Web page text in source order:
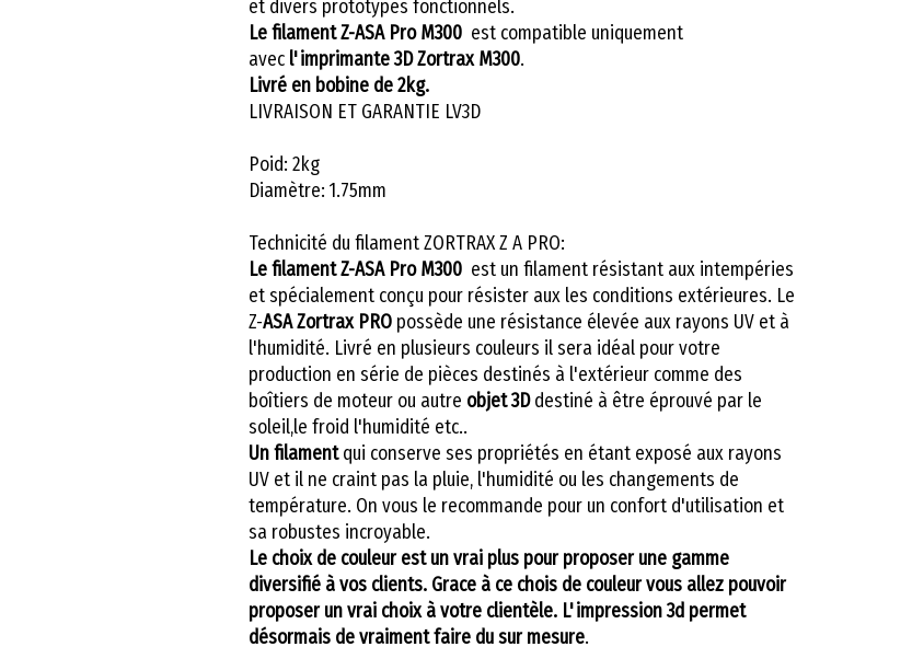
et divers prototypes fonctionnels.
Le filament Z-ASA Pro M300 est compatible uniquement
avec l'imprimante 3D Zortrax M300.
Livré en bobine de 2kg.
LIVRAISON ET GARANTIE LV3D
Poid: 2kg
Diamètre: 1.75mm
Technicité du filament ZORTRAX Z A PRO:
Le filament Z-ASA Pro M300 est un filament résistant aux intempéries
et spécialement conçu pour résister aux les conditions extérieures. Le
Z-ASA Zortrax PRO possède une résistance élevée aux rayons UV et à
l'humidité. Livré en plusieurs couleurs il sera idéal pour votre
production en série de pièces destinés à l'extérieur comme des
boîtiers de moteur ou autre objet 3Ddestiné à être éprouvé par le
soleil,le froid l'humidité etc..
Un filamentqui conserve ses propriétés en étant exposé aux rayons
UV et il ne craint pas la pluie, l'humidité ou les changements de
température. On vous le recommande pour un confort d'utilisation et
sa robustes incroyable.
Le choix de couleur est un vrai plus pour proposer une gamme
diversifié à vos clients. Grace à ce chois de couleur vous allez pouvoir
proposer un vrai choix à votre clientèle. L'impression 3d permet
désormais de vraiment faire du sur mesure.